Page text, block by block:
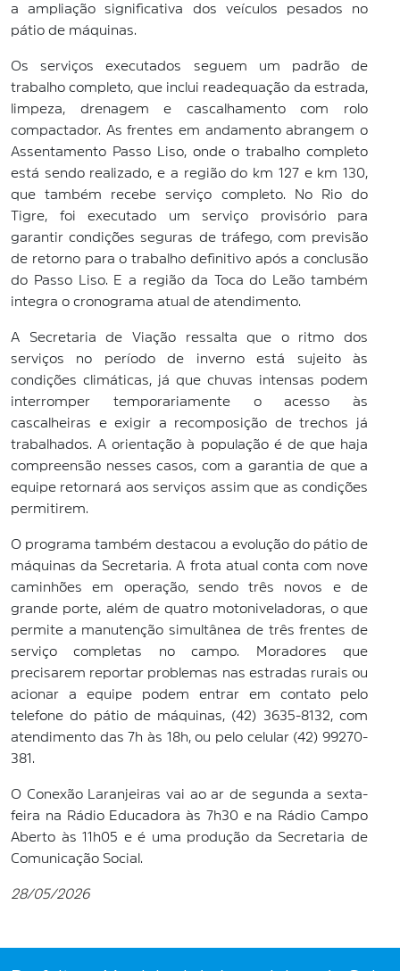
a ampliação significativa dos veículos pesados no
pátio de máquinas.
Os serviços executados seguem um padrão de
trabalho completo, que inclui readequação da estrada,
limpeza, drenagem e cascalhamento com rolo
compactador. As frentes em andamento abrangem o
Assentamento Passo Liso, onde o trabalho completo
está sendo realizado, e a região do km 127 e km 130,
que também recebe serviço completo. No Rio do
Tigre, foi executado um serviço provisório para
garantir condições seguras de tráfego, com previsão
de retorno para o trabalho definitivo após a conclusão
do Passo Liso. E a região da Toca do Leão também
integra o cronograma atual de atendimento.
A Secretaria de Viação ressalta que o ritmo dos
serviços no período de inverno está sujeito às
condições climáticas, já que chuvas intensas podem
interromper temporariamente o acesso às
cascalheiras e exigir a recomposição de trechos já
trabalhados. A orientação à população é de que haja
compreensão nesses casos, com a garantia de que a
equipe retornará aos serviços assim que as condições
permitirem.
O programa também destacou a evolução do pátio de
máquinas da Secretaria. A frota atual conta com nove
caminhões em operação, sendo três novos e de
grande porte, além de quatro motoniveladoras, o que
permite a manutenção simultânea de três frentes de
serviço completas no campo. Moradores que
precisarem reportar problemas nas estradas rurais ou
acionar a equipe podem entrar em contato pelo
telefone do pátio de máquinas, (42) 3635-8132, com
atendimento das 7h às 18h, ou pelo celular (42) 99270-
381.
O Conexão Laranjeiras vai ao ar de segunda a sexta-
feira na Rádio Educadora às 7h30 e na Rádio Campo
Aberto às 11h05 e é uma produção da Secretaria de
Comunicação Social.
28/05/2026